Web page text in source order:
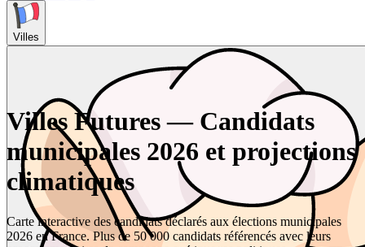
Villes
Villes Futures — Candidats
municipales 2026 et projections
climatiques
Carte interactive des candidats déclarés aux élections municipales
2026 en France. Plus de 50 000 candidats référencés avec leurs